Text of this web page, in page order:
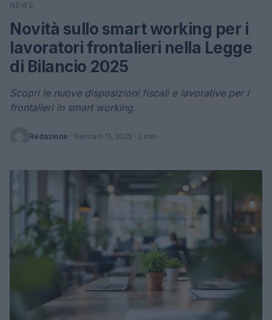
Cerca
NEWS
Novità sullo smart working per i
lavoratori frontalieri nella Legge
di Bilancio 2025
Scopri le nuove disposizioni fiscali e lavorative per i
frontalieri in smart working.
Redazione · Gennaio 11, 2025 · 2 min